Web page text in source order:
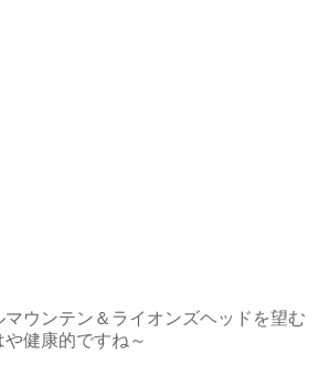
ウンテン＆ライオンズヘッドを望む
健康的ですね～